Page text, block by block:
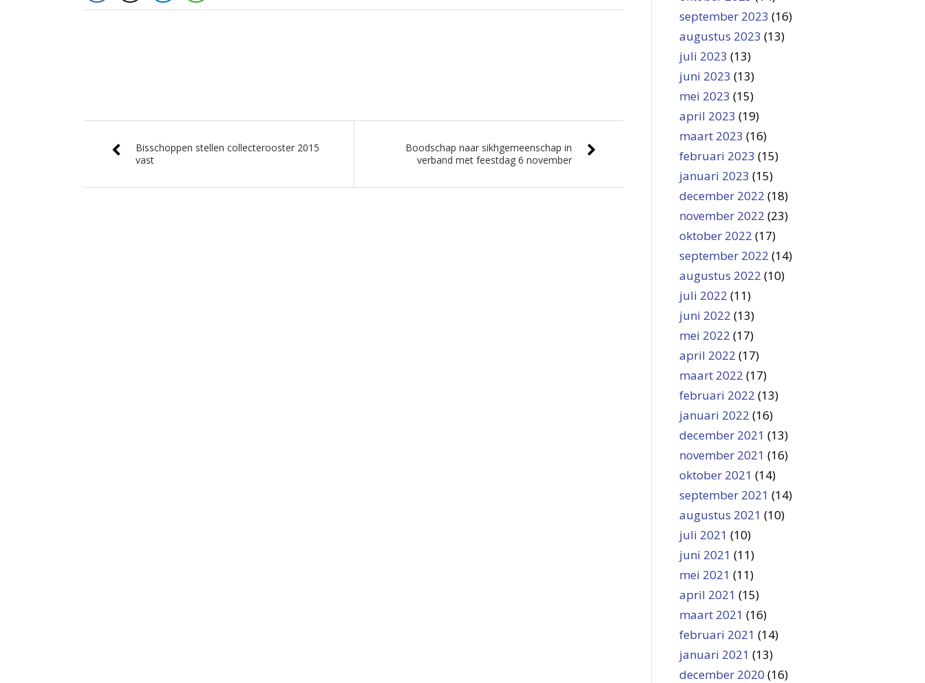
Bisschoppen stellen collecterooster 2015
vast
Boodschap naar sikhgemeenschap in
verband met feestdag 6 november
september 2023 (16)
augustus 2023 (13)
juli 2023 (13)
juni 2023 (13)
mei 2023 (15)
april 2023 (19)
maart 2023 (16)
februari 2023 (15)
januari 2023 (15)
december 2022 (18)
november 2022 (23)
oktober 2022 (17)
september 2022 (14)
augustus 2022 (10)
juli 2022 (11)
juni 2022 (13)
mei 2022 (17)
april 2022 (17)
maart 2022 (17)
februari 2022 (13)
januari 2022 (16)
december 2021 (13)
november 2021 (16)
oktober 2021 (14)
september 2021 (14)
augustus 2021 (10)
juli 2021 (10)
juni 2021 (11)
mei 2021 (11)
april 2021 (15)
maart 2021 (16)
februari 2021 (14)
januari 2021 (13)
december 2020 (16)